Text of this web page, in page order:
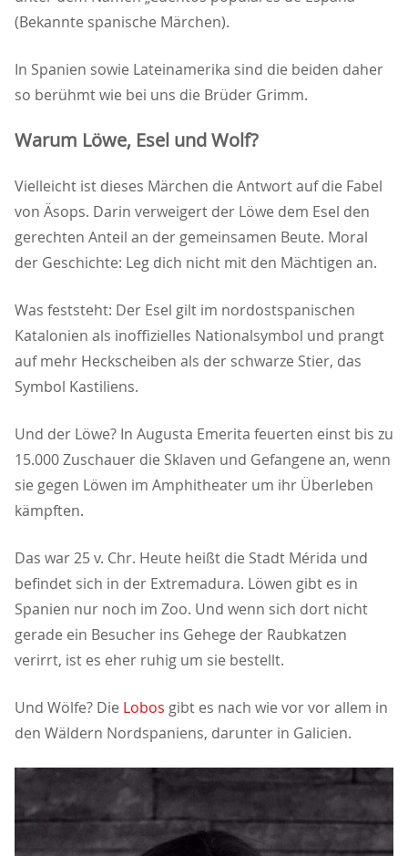
(Bekannte spanische Märchen).
In Spanien sowie Lateinamerika sind die beiden daher
so berühmt wie bei uns die Brüder Grimm.
Warum Löwe, Esel und Wolf?
Vielleicht ist dieses Märchen die Antwort auf die Fabel
von Äsops. Darin verweigert der Löwe dem Esel den
gerechten Anteil an der gemeinsamen Beute. Moral
der Geschichte: Leg dich nicht mit den Mächtigen an.
Was feststeht: Der Esel gilt im nordostspanischen
Katalonien als inoffizielles Nationalsymbol und prangt
auf mehr Heckscheiben als der schwarze Stier, das
Symbol Kastiliens.
Und der Löwe? In Augusta Emerita feuerten einst bis zu
15.000 Zuschauer die Sklaven und Gefangene an, wenn
sie gegen Löwen im Amphitheater um ihr Überleben
kämpften.
Das war 25 v. Chr. Heute heißt die Stadt Mérida und
befindet sich in der Extremadura. Löwen gibt es in
Spanien nur noch im Zoo. Und wenn sich dort nicht
gerade ein Besucher ins Gehege der Raubkatzen
verirrt, ist es eher ruhig um sie bestellt.
Und Wölfe? Die Lobos gibt es nach wie vor vor allem in
den Wäldern Nordspaniens, darunter in Galicien.